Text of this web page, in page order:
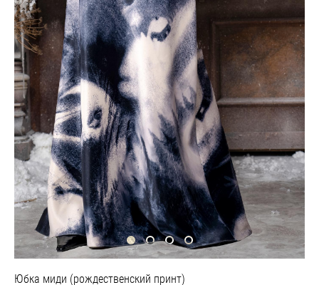
Юбка миди (рождественский принт)